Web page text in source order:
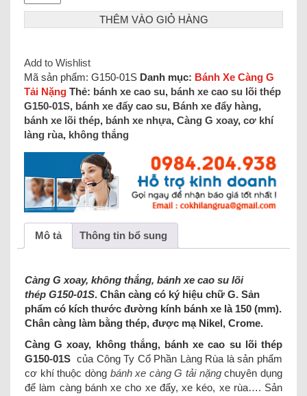
THÊM VÀO GIỎ HÀNG
Add to Wishlist
Mã sản phẩm: G150-01S Danh mục: Bánh Xe Càng G
Tải Nặng Thẻ: bánh xe cao su, bánh xe cao su lõi thép
G150-01S, bánh xe đẩy cao su, Bánh xe đẩy hàng,
bánh xe lõi thép, bánh xe nhựa, Càng G xoay, cơ khí
làng rùa, không thắng
Mô tả Thông tin bổ sung
Càng G xoay, không thắng, bánh xe cao su lõi
thép G150-01S. Chân càng có ký hiệu chữ G. Sản
phẩm có kích thước đường kính bánh xe là 150 (mm).
Chân càng làm bằng thép, được mạ Nikel, Crome.
Càng G xoay, không thắng, bánh xe cao su lõi thép
G150-01S của Công Ty Cổ Phần Làng Rùa là sản phẩm
cơ khí thuộc dòng bánh xe càng G tải nặngchuyên dụng
để làm càng bánh xe cho xe đẩy, xe kéo, xe rùa…. Sản